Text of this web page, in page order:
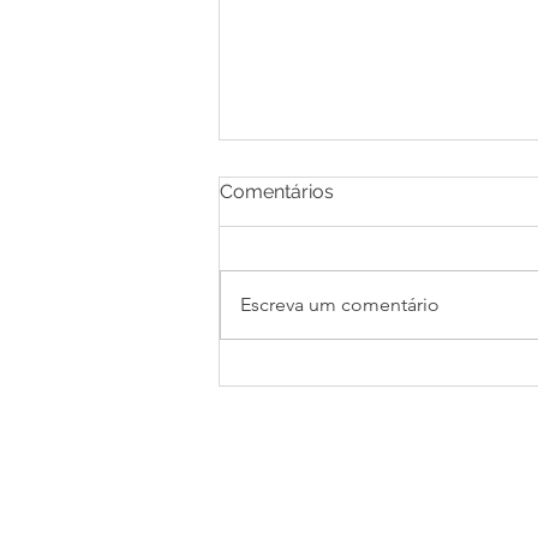
Comentários
Escreva um comentário